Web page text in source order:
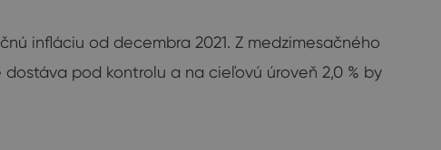
infláciu od decembra 2021. Z medzimesačného
pod kontrolu a na cieľovú úroveň 2,0 % by